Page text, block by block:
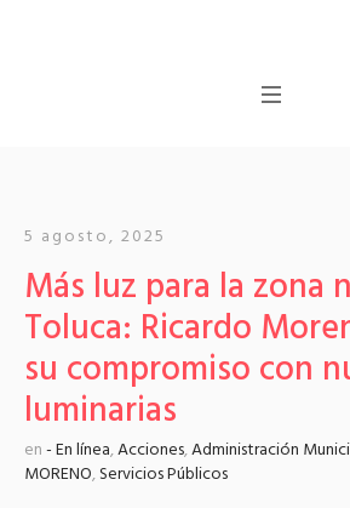
5 agosto, 2025
Más luz para la zona
Toluca: Ricardo
su compromiso con
luminarias
en- En línea,Acciones,Administración
MORENO,Servicios Públicos